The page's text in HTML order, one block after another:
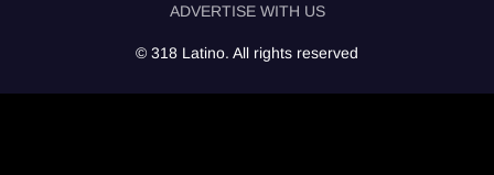
ADVERTISE WITH US
© 318 Latino. All rights reserved